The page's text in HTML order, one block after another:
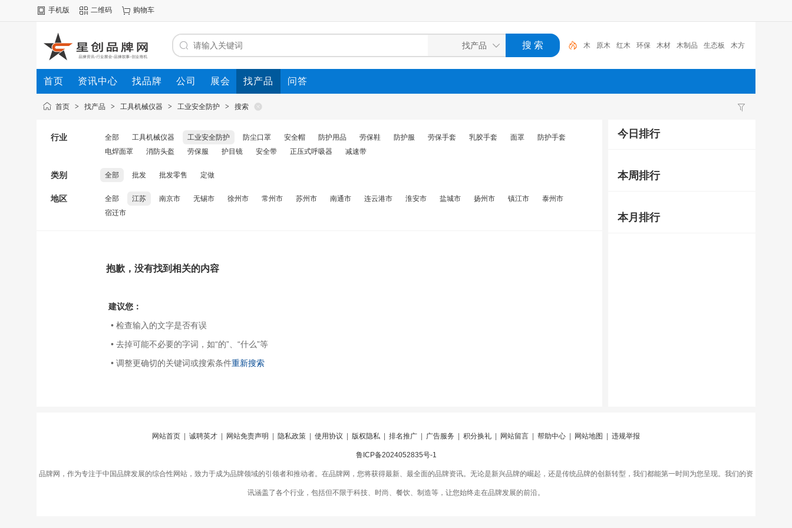
手机版 二维码 购物车
木 原木 红木 环保 木材 木制品 生态板 木方
多层板 人造板
首页 资讯中心 找品牌 公司 展会 找产品 问答
首页 > 找产品 > 工具机械仪器 > 工业安全防护 > 搜索
行业 全部 工具机械仪器 工业安全防护 防尘口罩 安全帽 防护用品 劳保鞋 防护服 劳保手套 乳胶手套 面罩
防护手套
电焊面罩
消防头盔 劳保服 护目镜 安全带 正压式呼吸器 减速带
类别 全部 批发 批发零售 定做
地区 全部 江苏 南京市 无锡市 徐州市 常州市 苏州市 南通市 连云港市 淮安市 盐城市 扬州市 镇江市
泰州市
宿迁市
抱歉，没有找到相关的内容
建议您：
• 检查输入的文字是否有误
• 去掉可能不必要的字词，如“的”、“什么”等
• 调整更确切的关键词或搜索条件重新搜索
今日排行
本周排行
本月排行
网站首页 诚聘英才 网站免责声明 隐私政策 使用协议 版权隐私 排名推广 广告服务 积分换礼 网站留言 帮助中心 网站地图 违规举报
鲁ICP备2024052835号-1
品牌网，作为专注于中国品牌发展的综合性网站，致力于成为品牌领域的引领者和推动者。在品牌网，您将获得最新、最全面的品牌资讯。无论是新兴品牌的崛起，还是传统品牌的创新转型，我们都能第一时间为您呈现。我们的资
讯涵盖了各个行业，包括但不限于科技、时尚、餐饮、制造等，让您始终走在品牌发展的前沿。